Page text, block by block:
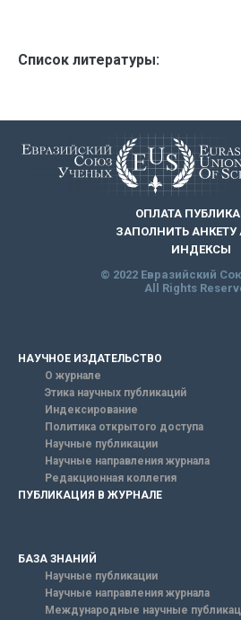
Список литературы:
ОПЛАТА
ЗАПОЛНИТЬ АНКЕТУ
ИНДЕКСЫ
© 2022 Евразийский
All Rights
НАУЧНОЕ ИЗДАТЕЛЬСТВО
О журнале
Этика научных публикаций
Индексирование
Политика открытого доступа
Научные публикации
Научные направления журнала
Редакционная коллегия
ПУБЛИКАЦИЯ В ЖУРНАЛЕ
БАЗА ЗНАНИЙ
Научные публикации
Научные направления журнала
Международные научные